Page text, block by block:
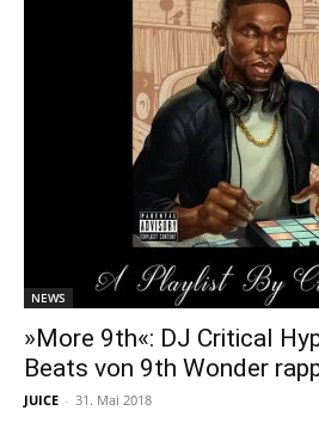
NEWS
»More 9th«: DJ Critical
Beats von 9th Wonder
JUICE - 31. Mai 2018